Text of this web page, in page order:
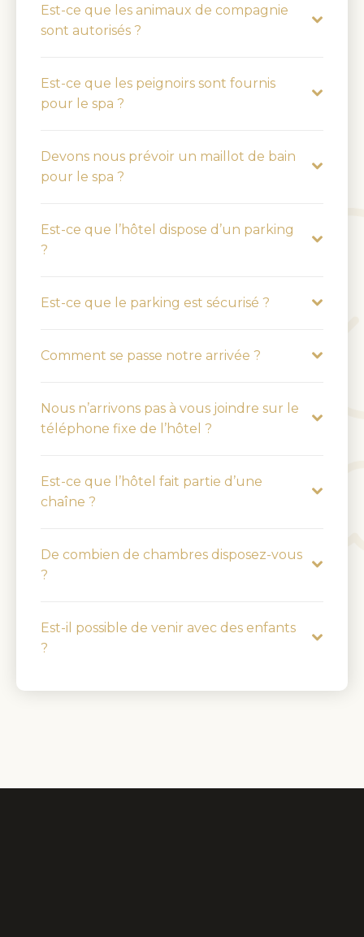
Est-ce que les animaux de compagnie
sont autorisés ?
Est-ce que les peignoirs sont fournis
pour le spa ?
Devons nous prévoir un maillot de bain
pour le spa ?
Est-ce que l’hôtel dispose d’un parking
?
Est-ce que le parking est sécurisé ?
Comment se passe notre arrivée ?
Nous n’arrivons pas à vous joindre sur le
téléphone fixe de l’hôtel ?
Est-ce que l’hôtel fait partie d’une
chaîne ?
De combien de chambres disposez-vous
?
Est-il possible de venir avec des enfants
?